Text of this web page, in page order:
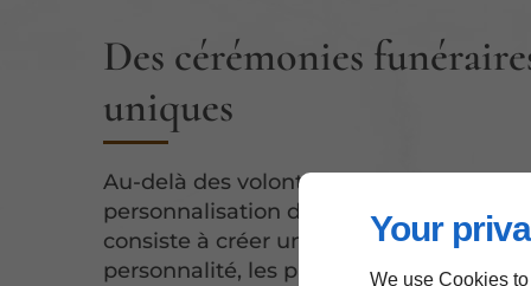
Your
We use Cookies
Des cérémonies
uniques
Au-delà des volontés exprimées, la
personnalisation des obsèques en
consiste à créer un hommage unique
personnalité, les passions et les